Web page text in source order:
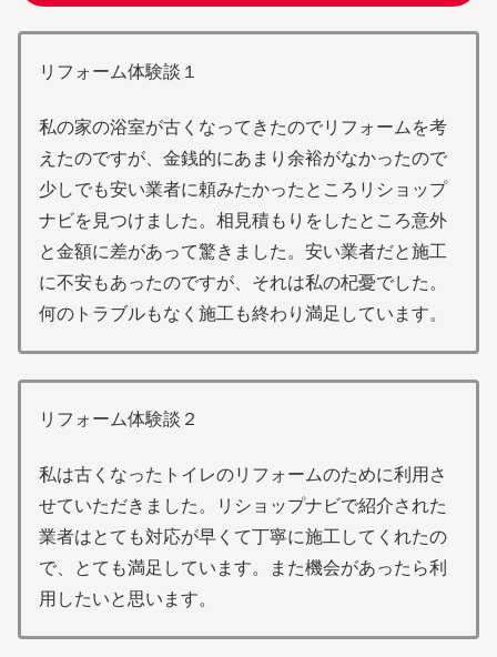
リフォーム体験談１
私の家の浴室が古くなってきたのでリフォームを考
えたのですが、金銭的にあまり余裕がなかったので
少しでも安い業者に頼みたかったところリショップ
ナビを見つけました。相見積もりをしたところ意外
と金額に差があって驚きました。安い業者だと施工
に不安もあったのですが、それは私の杞憂でした。
何のトラブルもなく施工も終わり満足しています。
リフォーム体験談２
私は古くなったトイレのリフォームのために利用さ
せていただきました。リショップナビで紹介された
業者はとても対応が早くて丁寧に施工してくれたの
で、とても満足しています。また機会があったら利
用したいと思います。